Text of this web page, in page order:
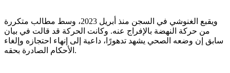
ويقبع الغنوشي في السجن منذ أبريل 2023، وسط مطالب متكررة
من حركة النهضة بالإفراج عنه. وكانت الحركة قد قالت في بيان
سابق إن وضعه الصحي يشهد تدهورًا، داعية إلى إنهاء احتجازه وإلغاء
الأحكام الصادرة بحقه.